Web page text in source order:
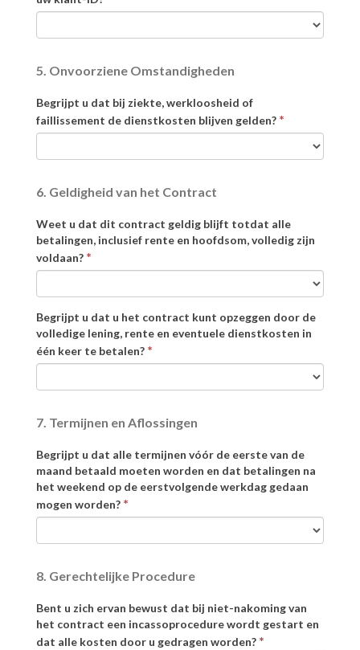
5. Onvoorziene Omstandigheden
Begrijpt u dat bij ziekte, werkloosheid of
faillissement de dienstkosten blijven gelden? *
6. Geldigheid van het Contract
Weet u dat dit contract geldig blijft totdat alle
betalingen, inclusief rente en hoofdsom, volledig zijn
voldaan? *
Begrijpt u dat u het contract kunt opzeggen door de
volledige lening, rente en eventuele dienstkosten in
één keer te betalen? *
7. Termijnen en Aflossingen
Begrijpt u dat alle termijnen vóór de eerste van de
maand betaald moeten worden en dat betalingen na
het weekend op de eerstvolgende werkdag gedaan
mogen worden? *
8. Gerechtelijke Procedure
Bent u zich ervan bewust dat bij niet-nakoming van
het contract een incassoprocedure wordt gestart en
dat alle kosten door u gedragen worden? *